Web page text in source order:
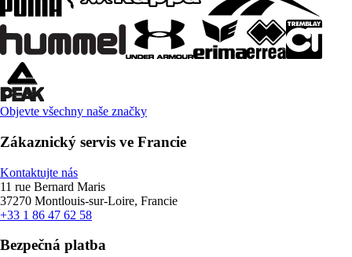
Objevte všechny naše značky
Zákaznický servis ve Francie
Kontaktujte nás
11 rue Bernard Maris
37270 Montlouis-sur-Loire, Francie
+33 1 86 47 62 58
Bezpečná platba